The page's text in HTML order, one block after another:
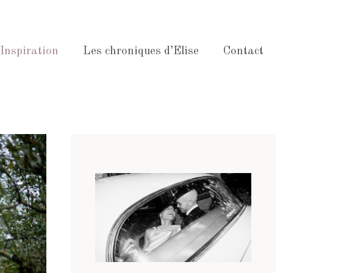
Inspiration Les chroniques d’Elise Contact